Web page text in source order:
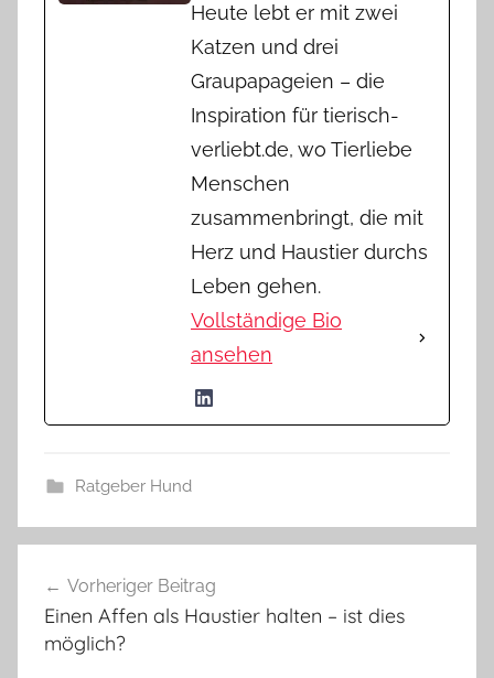
Heute lebt er mit zwei
Katzen und drei
Graupapageien – die
Inspiration für tierisch-
verliebt.de, wo Tierliebe
Menschen
zusammenbringt, die mit
Herz und Haustier durchs
Leben gehen.
Vollständige Bio
ansehen
Ratgeber Hund
Vorheriger Beitrag
Einen Affen als Haustier halten – ist dies
möglich?